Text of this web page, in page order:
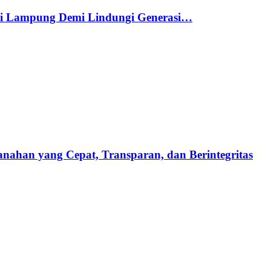
Lampung Demi Lindungi Generasi…
yang Cepat, Transparan, dan Berintegritas